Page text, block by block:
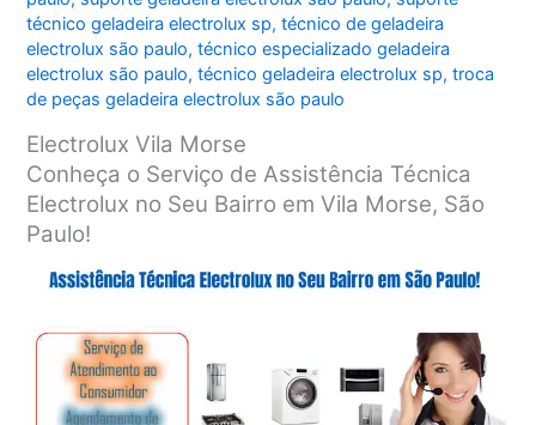
técnico geladeira electrolux sp,técnico de geladeira
electrolux são paulo,técnico especializado geladeira
electrolux são paulo,técnico geladeira electrolux sp,troca
de peças geladeira electrolux são paulo
Electrolux Vila Morse
Conheça o Serviço de Assistência Técnica
Electrolux no Seu Bairro em Vila Morse, São
Paulo!